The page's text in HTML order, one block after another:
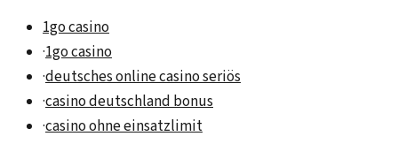
1go casino
·1go casino
·deutsches online casino seriös
·casino deutschland bonus
·casino ohne einsatzlimit